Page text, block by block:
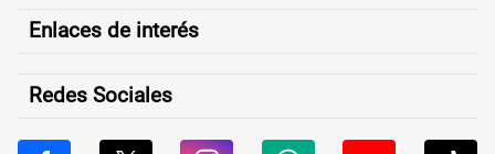
Enlaces de interés
Redes Sociales